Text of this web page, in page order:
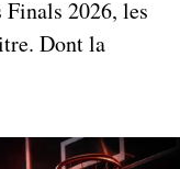
Finals 2026, les
Dont la